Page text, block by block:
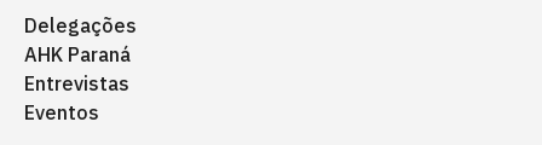
Delegações
AHK Paraná
Entrevistas
Eventos